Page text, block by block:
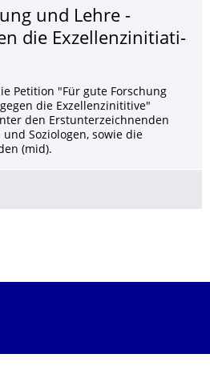
und Lehre -
die Exzellenzinitiati­
Petition "Für gute Forschung
die Exzellenzinititive"
den Erstunterzeichnenden
Soziologen, sowie die
(mid).